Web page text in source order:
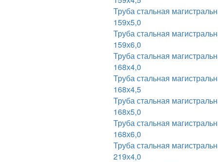
Труба стальная
159х5,0
Труба стальная
159х6,0
Труба стальная
168х4,0
Труба стальная
168х4,5
Труба стальная
168х5,0
Труба стальная
168х6,0
Труба стальная
219х4,0